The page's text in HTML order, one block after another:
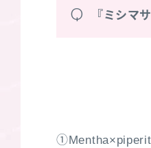
Q 『ミシマ